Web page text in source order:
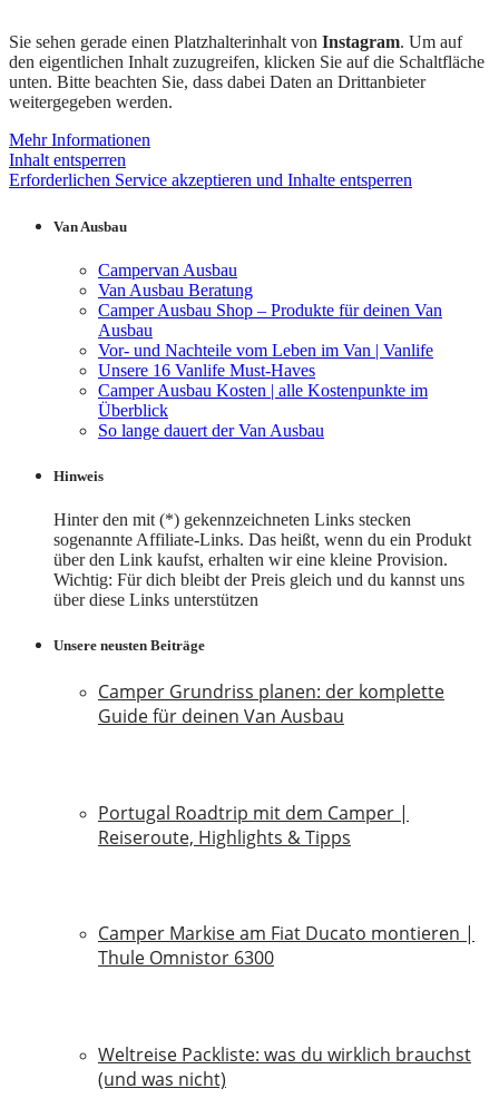
Sie sehen gerade einen Platzhalterinhalt von Instagram. Um auf
den eigentlichen Inhalt zuzugreifen, klicken Sie auf die Schaltfläche
unten. Bitte beachten Sie, dass dabei Daten an Drittanbieter
weitergegeben werden.
Mehr Informationen
Inhalt entsperren
Erforderlichen Service akzeptieren und Inhalte entsperren
Van Ausbau
Campervan Ausbau
Van Ausbau Beratung
Camper Ausbau Shop – Produkte für deinen Van
Ausbau
Vor- und Nachteile vom Leben im Van | Vanlife
Unsere 16 Vanlife Must-Haves
Camper Ausbau Kosten | alle Kostenpunkte im
Überblick
So lange dauert der Van Ausbau
Hinweis
Hinter den mit (*) gekennzeichneten Links stecken
sogenannte Affiliate-Links. Das heißt, wenn du ein Produkt
über den Link kaufst, erhalten wir eine kleine Provision.
Wichtig: Für dich bleibt der Preis gleich und du kannst uns
über diese Links unterstützen
Unsere neusten Beiträge
Camper Grundriss planen: der komplette
Guide für deinen Van Ausbau
Portugal Roadtrip mit dem Camper |
Reiseroute, Highlights & Tipps
Camper Markise am Fiat Ducato montieren |
Thule Omnistor 6300
Weltreise Packliste: was du wirklich brauchst
(und was nicht)